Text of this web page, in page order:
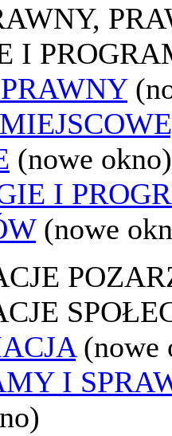
I
(nowe okno)
I
(nowe
(nowe
I